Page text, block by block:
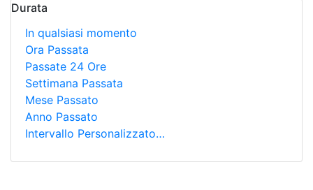
Durata
In qualsiasi momento
Ora Passata
Passate 24 Ore
Settimana Passata
Mese Passato
Anno Passato
Intervallo Personalizzato…